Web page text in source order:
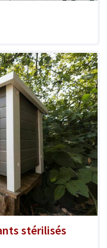
stérilisés